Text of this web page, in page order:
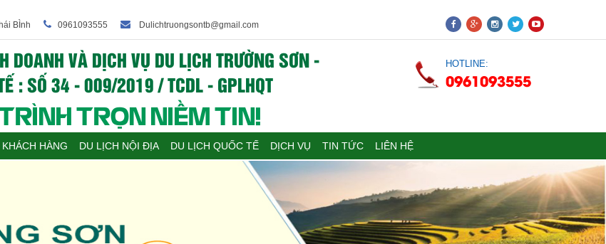
BÌnh 0961093555 Dulichtruongsontb@gmail.com
DOANH VÀ DỊCH VỤ DU LỊCH TRƯỜNG SƠN -
: SỐ 34 - 009/2019 / TCDL - GPLHQT
TRỌN NIỀM TIN!
HOTLINE:
0961093555
KHÁCH HÀNG DU LỊCH NỘI ĐỊA DU LỊCH QUỐC TẾ DỊCH VỤ TIN TỨC LIÊN HỆ